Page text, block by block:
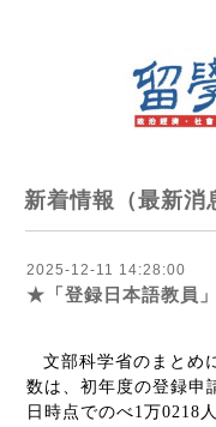
新着情報（最新消
2025-12-11 14:28:00
★「登録日本語教員
文部科学省のまとめ
数は、初年度の登録申
日時点でのべ1万0218